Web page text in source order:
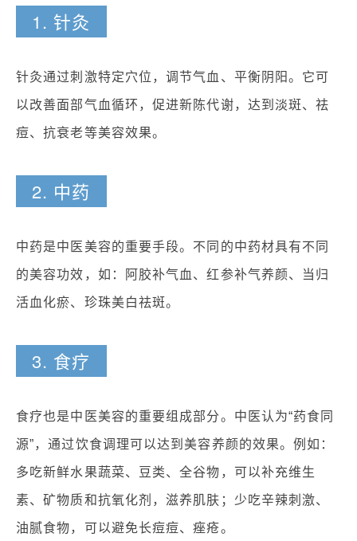
1. 针灸
针灸通过刺激特定穴位，调节气血、平衡阴阳。它可
以改善面部气血循环，促进新陈代谢，达到淡斑、祛
痘、抗衰老等美容效果。
2. 中药
中药是中医美容的重要手段。不同的中药材具有不同
的美容功效，如：阿胶补气血、红参补气养颜、当归
活血化瘀、珍珠美白祛斑。
3. 食疗
食疗也是中医美容的重要组成部分。中医认为“药食同
源”，通过饮食调理可以达到美容养颜的效果。例如：
多吃新鲜水果蔬菜、豆类、全谷物，可以补充维生
素、矿物质和抗氧化剂，滋养肌肤；少吃辛辣刺激、
油腻食物，可以避免长痘痘、痤疮。